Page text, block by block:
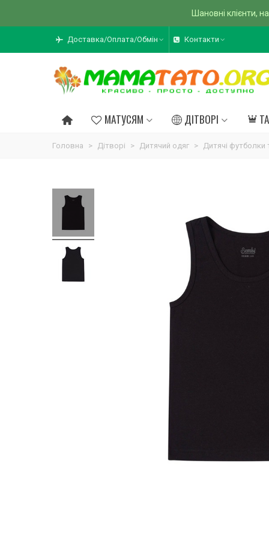
Шановні клієнти,
Доставка/Оплата/Обмін Контакти
МАТУСЯМ ДІТВОРІ
Головна > Дітворі > Дитячий одяг > Дитячі футболки